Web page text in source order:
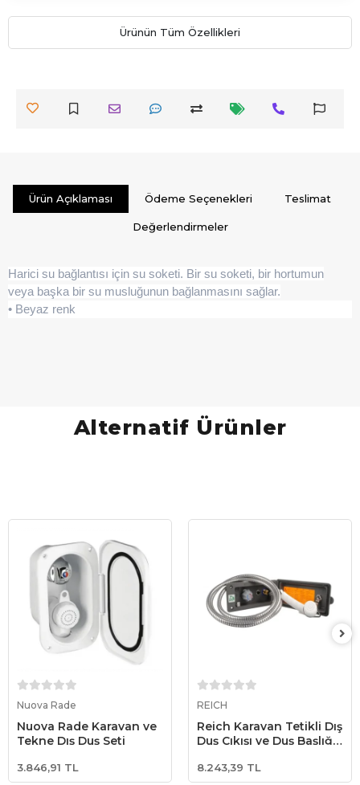
Ürünün Tüm Özellikleri
Ürün Açıklaması Ödeme Seçenekleri Teslimat
Değerlendirmeler
Harici su bağlantısı için su soketi. Bir su soketi, bir hortumun
veya başka bir su musluğunun bağlanmasını sağlar.
• Beyaz renk
Alternatif Ürünler
Nuova Rade
Nuova Rade Karavan ve
Tekne Dış Duş Seti
3.846,91 TL
REICH
Reich Karavan Tetikli Dış
Duş Çıkışı ve Duş Başlığı
8.243,39 TL